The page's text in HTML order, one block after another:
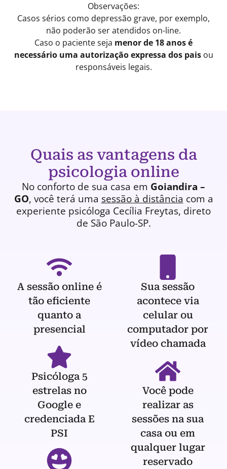
Observações:
Casos sérios como depressão grave, por exemplo,
não poderão ser atendidos on-line.
Caso o paciente seja menor de 18 anos é
necessário uma autorização expressa dos paisou
responsáveis legais.
Quais as vantagens da
psicologia online
No conforto de sua casa em Goiandira –
GO, você terá uma sessão à distância com a
experiente psicóloga Cecília Freytas, direto
de São Paulo-SP.
A sessão online é
tão eficiente
quanto a
presencial
Psicóloga 5
estrelas no
Google e
credenciada E
PSI
Sua sessão
acontece via
celular ou
computador por
vídeo chamada
Você pode
realizar as
sessões na sua
casa ou em
qualquer lugar
reservado